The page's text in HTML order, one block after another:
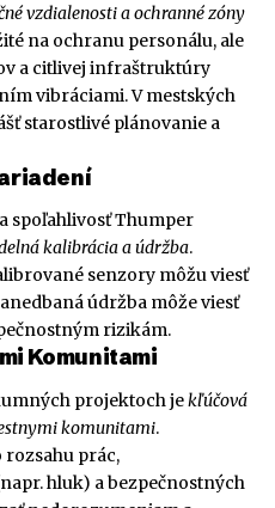
vzdialenosti a ochranné zóny
na ochranu personálu, ale
a citlivej infraštruktúry
vibráciami. V mestských
starostlivé plánovanie a
spoľahlivosť Thumper
kalibrácia a údržba.
senzory môžu viesť
údržba môže viesť
rizikám.
Komunitami
projektoch jekľúčová
komunitami.
prác,
hluk) a bezpečnostných